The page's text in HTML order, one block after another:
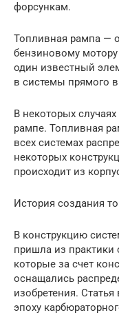
форсункам.
Топливная рампа —
бензиновому
один известный
в системы прямого
В некоторых
рампе. Топливная
всех системах
некоторых
происходит из
История создания
В конструкцию
пришла из практики
которые за счет
оснащались
изобретения.
эпоху